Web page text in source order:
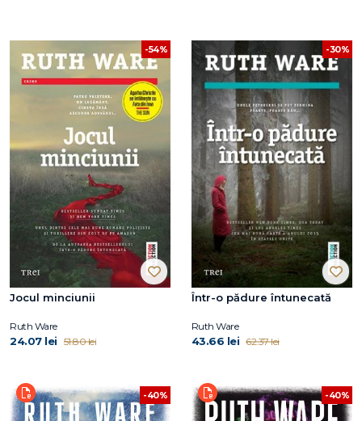
-54%
Jocul minciunii
Ruth Ware
24.07 lei 51.80 lei
-30%
Într-o pădure întunecată
Ruth Ware
43.66 lei 62.37 lei
-40% -40%